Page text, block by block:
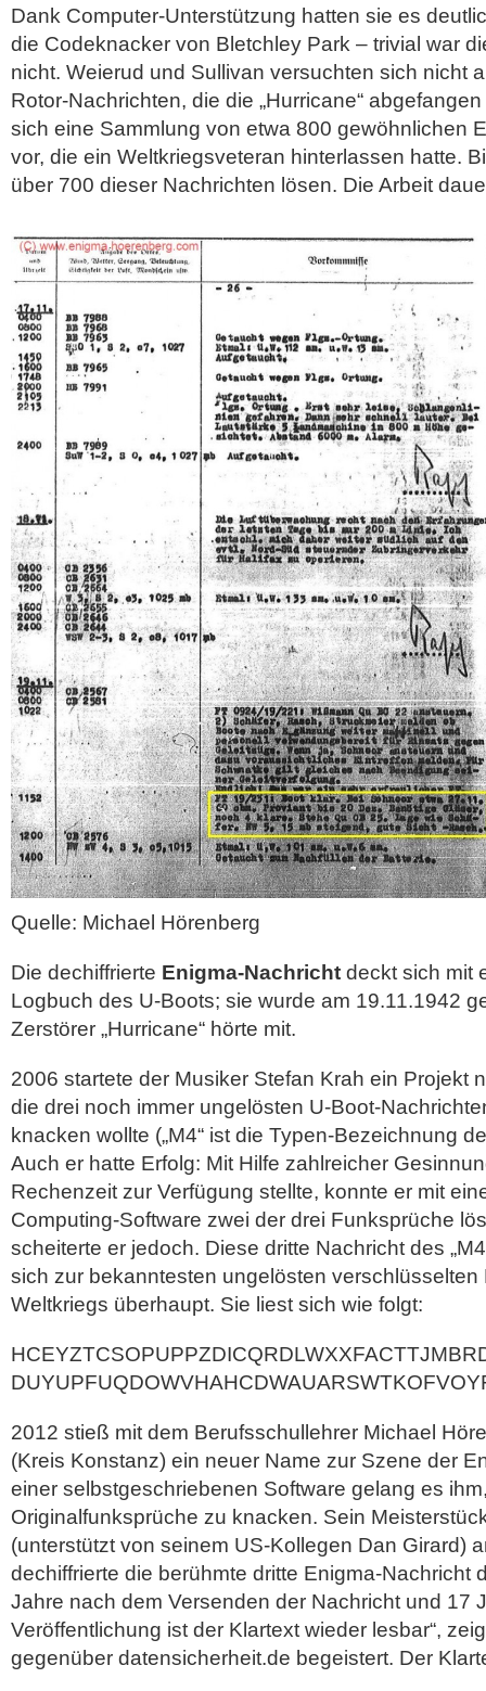
Dank Computer-Unterstützung hatten sie es
die Codeknacker von Bletchley Park – trivial war
nicht. Weierud und Sullivan versuchten sich nicht
Rotor-Nachrichten, die die „Hurricane“
sich eine Sammlung von etwa 800 gewöhnlichen
vor, die ein Weltkriegsveteran hinterlassen hatte.
über 700 dieser Nachrichten lösen. Die Arbeit
Quelle: Michael Hörenberg
Die dechiffrierte Enigma-Nachricht deckt sich mit
Logbuch des U-Boots; sie wurde am 19.11.1942
Zerstörer „Hurricane“ hörte mit.
2006 startete der Musiker Stefan Krah ein Projekt
die drei noch immer ungelösten U-Boot-
knacken wollte („M4“ ist die Typen-Bezeichnung
Auch er hatte Erfolg: Mit Hilfe zahlreicher
Rechenzeit zur Verfügung stellte, konnte er mit
Computing-Software zwei der drei Funksprüche
scheiterte er jedoch. Diese dritte Nachricht des
sich zur bekanntesten ungelösten
Weltkriegs überhaupt. Sie liest sich wie folgt:
2012 stieß mit dem Berufsschullehrer Michael
(Kreis Konstanz) ein neuer Name zur Szene der
einer selbstgeschriebenen Software gelang es
Originalfunksprüche zu knacken. Sein
(unterstützt von seinem US-Kollegen Dan Girard)
dechiffrierte die berühmte dritte Enigma-Nachricht
Jahre nach dem Versenden der Nachricht und 17
Veröffentlichung ist der Klartext wieder lesbar“,
gegenüber datensicherheit.de begeistert. Der